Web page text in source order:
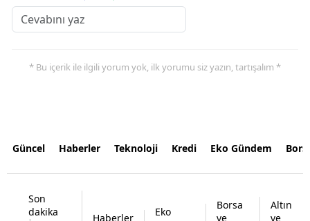
* Bu içerik ile ilgili yorum yok, ilk yorumu siz yazın, tartışalım *
Güncel Haberler Teknoloji Kredi Eko Gündem
Son
dakika
Haberler
Eko
Borsa
ve
Altın
ve